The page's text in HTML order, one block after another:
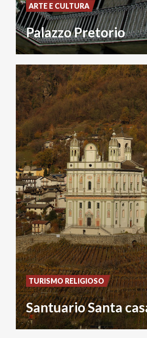
Palazzo Pretorio
ARTE E CULTURA
TURISMO RELIGIOSO